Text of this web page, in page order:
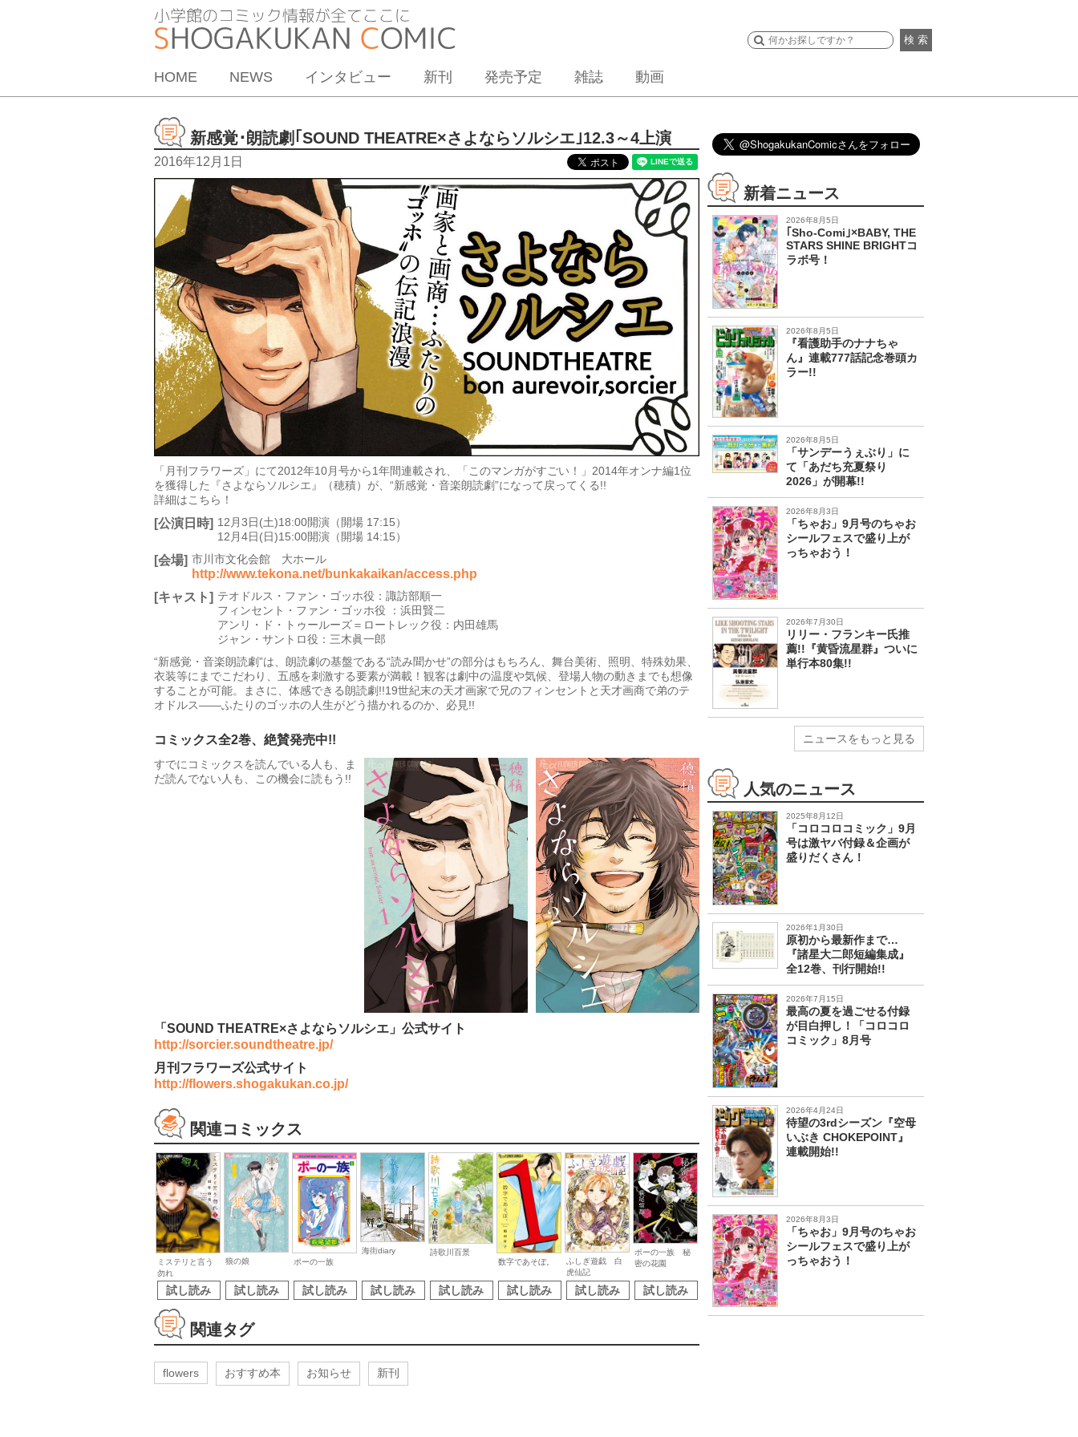
検 索
HOME NEWS インタビュー 新刊 発売予定 雑誌 動画
新感覚･朗読劇｢SOUND THEATRE×さよならソルシエ｣12.3～4上演
2016年12月1日
「月刊フラワーズ」にて2012年10月号から1年間連載され、「このマンガがすごい！」2014年オンナ編1位
を獲得した『さよならソルシエ』（穂積）が、“新感覚・音楽朗読劇”になって戻ってくる!!
詳細はこちら！
[公演日時] 12月3日(土)18:00開演（開場 17:15）
12月4日(日)15:00開演（開場 14:15）
[会場] 市川市文化会館 大ホール
http://www.tekona.net/bunkakaikan/access.php
[キャスト] テオドルス・ファン・ゴッホ役：諏訪部順一
フィンセント・ファン・ゴッホ役 ：浜田賢二
アンリ・ド・トゥールーズ＝ロートレック役：内田雄馬
ジャン・サントロ役：三木眞一郎
“新感覚・音楽朗読劇”は、朗読劇の基盤である“読み聞かせ”の部分はもちろん、舞台美術、照明、特殊効果、
衣装等にまでこだわり、五感を刺激する要素が満載！観客は劇中の温度や気候、登場人物の動きまでも想像
することが可能。まさに、体感できる朗読劇!!19世紀末の天才画家で兄のフィンセントと天才画商で弟のテ
オドルス――ふたりのゴッホの人生がどう描かれるのか、必見!!
コミックス全2巻、絶賛発売中!!
すでにコミックスを読んでいる人も、ま
だ読んでない人も、この機会に読もう!!
「SOUND THEATRE×さよならソルシエ」公式サイト
http://sorcier.soundtheatre.jp/
月刊フラワーズ公式サイト
http://flowers.shogakukan.co.jp/
関連コミックス
ミステリと言う
勿れ
試し読み
狼の娘
試し読み
ポーの一族
試し読み
海街diary
試し読み
詩歌川百景
試し読み
数字であそぼ。
試し読み
ふしぎ遊戯 白
虎仙記
試し読み
ポーの一族 秘
密の花園
試し読み
関連タグ
flowers おすすめ本 お知らせ 新刊
新着ニュース
2026年8月5日
｢Sho-Comi｣×BABY, THE
STARS SHINE BRIGHTコ
ラボ号！
2026年8月5日
『看護助手のナナちゃ
ん』連載777話記念巻頭カ
ラー!!
2026年8月5日
「サンデーうぇぶり」に
て「あだち充夏祭り
2026」が開幕!!
2026年8月3日
「ちゃお」9月号のちゃお
シールフェスで盛り上が
っちゃおう！
2026年7月30日
リリー・フランキー氏推
薦!!『黄昏流星群』ついに
単行本80集!!
ニュースをもっと見る
人気のニュース
2025年8月12日
「コロコロコミック」9月
号は激ヤバ付録＆企画が
盛りだくさん！
2026年1月30日
原初から最新作まで…
『諸星大二郎短編集成』
全12巻、刊行開始!!
2026年7月15日
最高の夏を過ごせる付録
が目白押し！「コロコロ
コミック」8月号
2026年4月24日
待望の3rdシーズン『空母
いぶき CHOKEPOINT』
連載開始!!
2026年8月3日
「ちゃお」9月号のちゃお
シールフェスで盛り上が
っちゃおう！